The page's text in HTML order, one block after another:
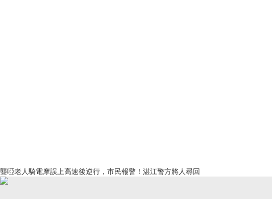
聾啞老人騎電摩誤上高速後逆行，市民報警！湛江警方將人尋回